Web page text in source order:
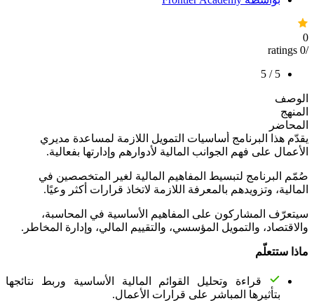
0
/0 ratings
5 / 5
الوصف
المنهج
المحاضر
يقدّم هذا البرنامج أساسيات التمويل اللازمة لمساعدة مديري
الأعمال على فهم الجوانب المالية لأدوارهم وإدارتها بفعالية.
صُمّم البرنامج لتبسيط المفاهيم المالية لغير المتخصصين في
المالية، وتزويدهم بالمعرفة اللازمة لاتخاذ قرارات أكثر وعيًا.
سيتعرّف المشاركون على المفاهيم الأساسية في المحاسبة،
والاقتصاد، والتمويل المؤسسي، والتقييم المالي، وإدارة المخاطر.
ماذا ستتعلّم
قراءة وتحليل القوائم المالية الأساسية وربط نتائجها
بتأثيرها المباشر على قرارات الأعمال.